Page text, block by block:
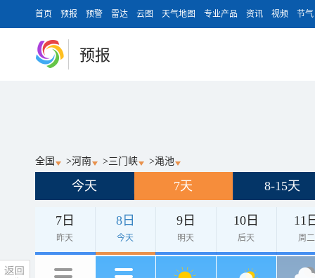
首页 预报 预警 雷达 云图 天气地图 专业产品 资讯 视频 节气
预报
全国 >河南 >三门峡 >渑池
今天 7天 8-15天
7日
昨天
8日
今天
9日
明天
10日
后天
11
周二